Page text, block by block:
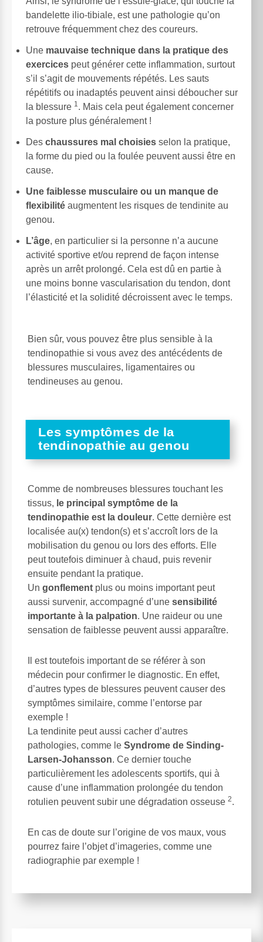
bandelette ilio-tibiale, est une pathologie qu’on
retrouve fréquemment chez des coureurs.
Une mauvaise technique dans la pratique des
exercices peut générer cette inflammation, surtout
s’il s’agit de mouvements répétés. Les sauts
répétitifs ou inadaptés peuvent ainsi déboucher sur
la blessure 1. Mais cela peut également concerner
la posture plus généralement !
Des chaussures mal choisies selon la pratique,
la forme du pied ou la foulée peuvent aussi être en
cause.
Une faiblesse musculaire ou un manque de
flexibilité augmentent les risques de tendinite au
genou.
L’âge, en particulier si la personne n’a aucune
activité sportive et/ou reprend de façon intense
après un arrêt prolongé. Cela est dû en partie à
une moins bonne vascularisation du tendon, dont
l’élasticité et la solidité décroissent avec le temps.
Bien sûr, vous pouvez être plus sensible à la
tendinopathie si vous avez des antécédents de
blessures musculaires, ligamentaires ou
tendineuses au genou.
Les symptômes de la
tendinopathie au genou
Comme de nombreuses blessures touchant les
tissus, le principal symptôme de la
tendinopathie est la douleur. Cette dernière est
localisée au(x) tendon(s) et s’accroît lors de la
mobilisation du genou ou lors des efforts. Elle
peut toutefois diminuer à chaud, puis revenir
ensuite pendant la pratique.
Un gonflement plus ou moins important peut
aussi survenir, accompagné d’une sensibilité
importante à la palpation. Une raideur ou une
sensation de faiblesse peuvent aussi apparaître.
Il est toutefois important de se référer à son
médecin pour confirmer le diagnostic. En effet,
d’autres types de blessures peuvent causer des
symptômes similaire, comme l’entorse par
exemple !
La tendinite peut aussi cacher d’autres
pathologies, comme le Syndrome de Sinding-
Larsen-Johansson. Ce dernier touche
particulièrement les adolescents sportifs, qui à
cause d’une inflammation prolongée du tendon
rotulien peuvent subir une dégradation osseuse 2.
En cas de doute sur l’origine de vos maux, vous
pourrez faire l’objet d’imageries, comme une
radiographie par exemple !